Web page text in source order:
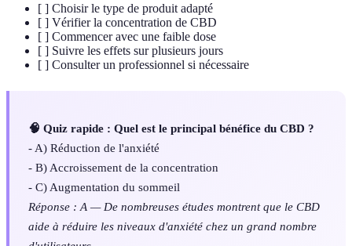
[ ] Choisir le type de produit adapté
[ ] Vérifier la concentration de CBD
[ ] Commencer avec une faible dose
[ ] Suivre les effets sur plusieurs jours
[ ] Consulter un professionnel si nécessaire
🧠 Quiz rapide : Quel est le principal bénéfice du CBD ?
- A) Réduction de l'anxiété
- B) Accroissement de la concentration
- C) Augmentation du sommeil
Réponse : A — De nombreuses études montrent que le CBD
aide à réduire les niveaux d'anxiété chez un grand nombre